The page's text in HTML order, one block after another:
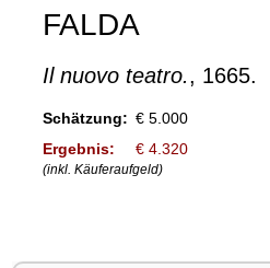
FALDA
Il nuovo teatro., 1665.
Schätzung: € 5.000
Ergebnis:
€ 4.320
(inkl. Käuferaufgeld)